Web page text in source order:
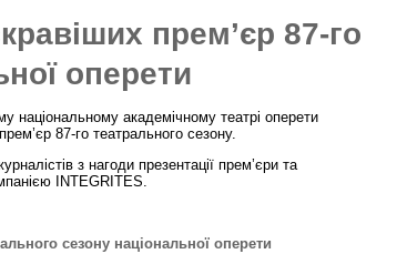
прем’єр 87-го
оперети
національному академічному театрі оперети
87-го театрального сезону.
з нагоди презентації прем’єри та
INTEGRITES.
сезону національної оперети